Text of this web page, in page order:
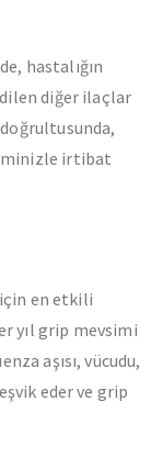
hastalığın
diğer ilaçlar
irtibat
en etkili
yıl grip mevsimi
aşısı, vücudu,
eder ve grip